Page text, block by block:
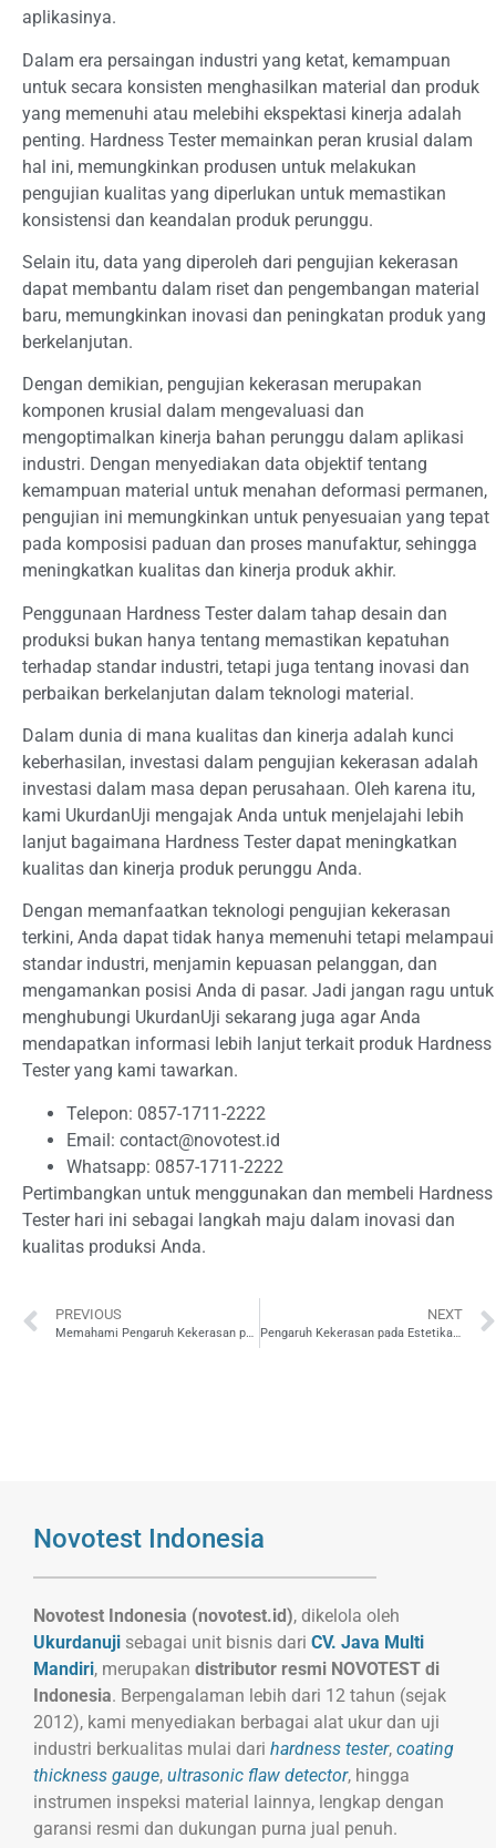
aplikasinya.
Dalam era persaingan industri yang ketat, kemampuan
untuk secara konsisten menghasilkan material dan produk
yang memenuhi atau melebihi ekspektasi kinerja adalah
penting. Hardness Tester memainkan peran krusial dalam
hal ini, memungkinkan produsen untuk melakukan
pengujian kualitas yang diperlukan untuk memastikan
konsistensi dan keandalan produk perunggu.
Selain itu, data yang diperoleh dari pengujian kekerasan
dapat membantu dalam riset dan pengembangan material
baru, memungkinkan inovasi dan peningkatan produk yang
berkelanjutan.
Dengan demikian, pengujian kekerasan merupakan
komponen krusial dalam mengevaluasi dan
mengoptimalkan kinerja bahan perunggu dalam aplikasi
industri. Dengan menyediakan data objektif tentang
kemampuan material untuk menahan deformasi permanen,
pengujian ini memungkinkan untuk penyesuaian yang tepat
pada komposisi paduan dan proses manufaktur, sehingga
meningkatkan kualitas dan kinerja produk akhir.
Penggunaan Hardness Tester dalam tahap desain dan
produksi bukan hanya tentang memastikan kepatuhan
terhadap standar industri, tetapi juga tentang inovasi dan
perbaikan berkelanjutan dalam teknologi material.
Dalam dunia di mana kualitas dan kinerja adalah kunci
keberhasilan, investasi dalam pengujian kekerasan adalah
investasi dalam masa depan perusahaan. Oleh karena itu,
kami UkurdanUji mengajak Anda untuk menjelajahi lebih
lanjut bagaimana Hardness Tester dapat meningkatkan
kualitas dan kinerja produk perunggu Anda.
Dengan memanfaatkan teknologi pengujian kekerasan
terkini, Anda dapat tidak hanya memenuhi tetapi melampaui
standar industri, menjamin kepuasan pelanggan, dan
mengamankan posisi Anda di pasar. Jadi jangan ragu untuk
menghubungi UkurdanUji sekarang juga agar Anda
mendapatkan informasi lebih lanjut terkait produk Hardness
Tester yang kami tawarkan.
Telepon: 0857-1711-2222
Email: contact@novotest.id
Whatsapp: 0857-1711-2222
Pertimbangkan untuk menggunakan dan membeli Hardness
Tester hari ini sebagai langkah maju dalam inovasi dan
kualitas produksi Anda.
PREVIOUS
Memahami Pengaruh Kekerasan pada Durabilitas Produk Perunggu
NEXT
Pengaruh Kekerasan pada Estetika dan Fungsi Produk Perunggu
Novotest Indonesia
Novotest Indonesia (novotest.id), dikelola oleh
Ukurdanuji sebagai unit bisnis dari CV. Java Multi
Mandiri, merupakan distributor resmi NOVOTEST di
Indonesia. Berpengalaman lebih dari 12 tahun (sejak
2012), kami menyediakan berbagai alat ukur dan uji
industri berkualitas mulai dari hardness tester, coating
thickness gauge, ultrasonic flaw detector, hingga
instrumen inspeksi material lainnya, lengkap dengan
garansi resmi dan dukungan purna jual penuh.